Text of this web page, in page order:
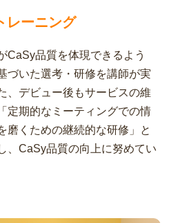
レーニング
CaSy品質を体現できるよう
づいた選考・研修を講師が実
、デビュー後もサービスの維
定期的なミーティングでの情
磨くための継続的な研修」と
、CaSy品質の向上に努めてい